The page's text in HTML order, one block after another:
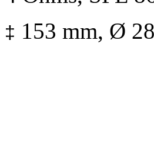
‡ 153 mm, Ø